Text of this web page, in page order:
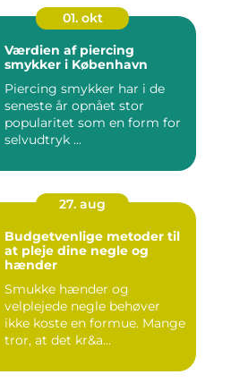
01. okt
Værdien af piercing
smykker i København
Piercing smykker har i de
seneste år opnået stor
popularitet som en form for
selvudtryk ...
27. aug
Budgetvenlige metoder til
at pleje dine negle og
hænder
Smukke hænder og
velplejede negle behøver
ikke koste en formue. Mange
tror, at det kr&a...